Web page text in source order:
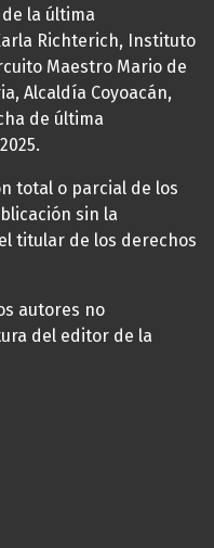
la última
Richterich, Instituto
Maestro Mario de
Alcaldía Coyoacán,
de última
total o parcial de los
sin la
titular de los derechos
autores no
del editor de la